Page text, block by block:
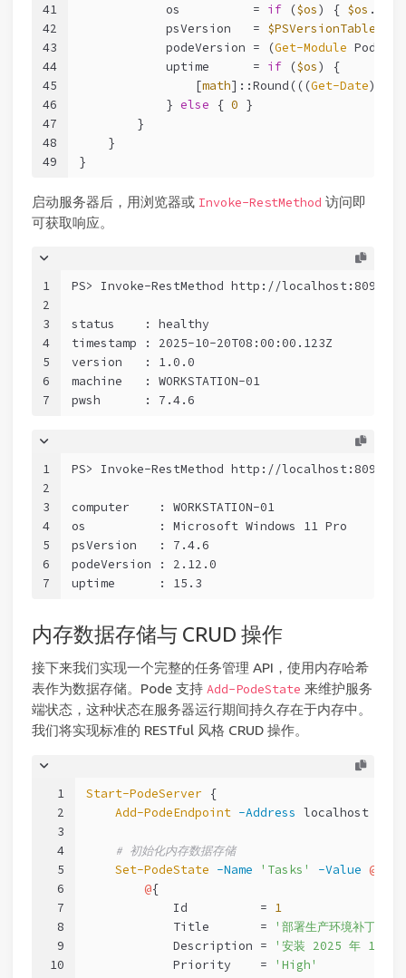
41
42
43
44
45
46
47
48
49
            os          =
if ($os) { $os
            psVersion   =
$PSVersionTable
            podeVersion = (
Get-Module
            uptime      =
if ($os) {
                [
math]::Round(((Get-Date) -
            }
else { 0 }
        }
    }
}
启动服务器后，用浏览器或 Invoke-RestMethod 访问即
可获取响应。
1
2
3
4
5
6
7
PS> Invoke-RestMethod http://localhost:8090/
status    : healthy
timestamp : 2025-10-20T08:00:00.123Z
version   : 1.0.0
machine   : WORKSTATION-01
pwsh      : 7.4.6
1
2
3
4
5
6
7
PS> Invoke-RestMethod http://localhost:8090/
computer    : WORKSTATION-01
os          : Microsoft Windows 11 Pro
psVersion   : 7.4.6
podeVersion : 2.12.0
uptime      : 15.3
内存数据存储与 CRUD 操作
接下来我们实现一个完整的任务管理 API，使用内存哈希
表作为数据存储。Pode 支持 Add-PodeState 来维护服务
端状态，这种状态在服务器运行期间持久存在于内存中。
我们将实现标准的 RESTful 风格 CRUD 操作。
1
2
3
4
5
6
7
8
9
10
Start-PodeServer {
Add-PodeEndpoint -Address localhost
# 初始化内存数据存储
Set-PodeState -Name 'Tasks' -Value @
@{
            Id          =
1
            Title       =
'部署生产环境补丁'
            Description =
'安装 2025 年 10 月
            Priority    =
'High'